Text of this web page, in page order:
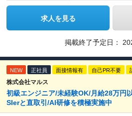
求人を見る
掲載終了予定日：
NEW 正社員 面接情報有 自己PR不要
株式会社マルス
初級エンジニア/未経験OK/月給28万円
SIerと直取引/AI研修を積極実施中